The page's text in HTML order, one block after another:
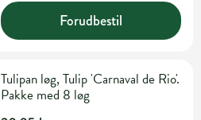
Forudbestil
Tulipan løg, Tulip 'Carnaval de Rio'.
Pakke med 8 løg